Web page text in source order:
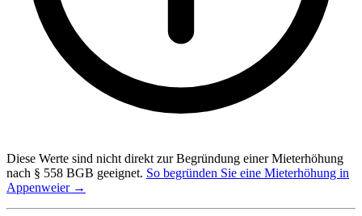
Diese Werte sind nicht direkt zur Begründung einer Mieterhöhung
nach § 558 BGB geeignet. So begründen Sie eine Mieterhöhung in
Appenweier →